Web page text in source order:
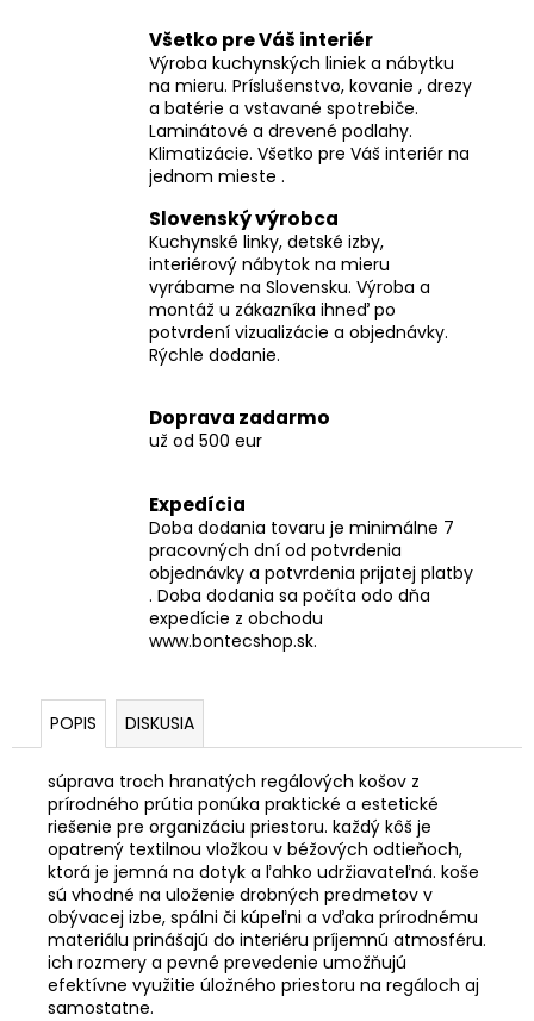
Všetko pre Váš interiér
Výroba kuchynských liniek a nábytku
na mieru. Príslušenstvo, kovanie , drezy
a batérie a vstavané spotrebiče.
Laminátové a drevené podlahy.
Klimatizácie. Všetko pre Váš interiér na
jednom mieste .
Slovenský výrobca
Kuchynské linky, detské izby,
interiérový nábytok na mieru
vyrábame na Slovensku. Výroba a
montáž u zákazníka ihneď po
potvrdení vizualizácie a objednávky.
Rýchle dodanie.
Doprava zadarmo
už od 500 eur
Expedícia
Doba dodania tovaru je minimálne 7
pracovných dní od potvrdenia
objednávky a potvrdenia prijatej platby
. Doba dodania sa počíta odo dňa
expedície z obchodu
www.bontecshop.sk.
POPIS DISKUSIA
súprava troch hranatých regálových košov z
prírodného prútia ponúka praktické a estetické
riešenie pre organizáciu priestoru. každý kôš je
opatrený textilnou vložkou v béžových odtieňoch,
ktorá je jemná na dotyk a ľahko udržiavateľná. koše
sú vhodné na uloženie drobných predmetov v
obývacej izbe, spálni či kúpeľni a vďaka prírodnému
materiálu prinášajú do interiéru príjemnú atmosféru.
ich rozmery a pevné prevedenie umožňujú
efektívne využitie úložného priestoru na regáloch aj
samostatne.